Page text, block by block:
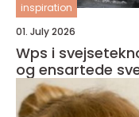
inspiration
01. July 2026
Wps i
og ensartede